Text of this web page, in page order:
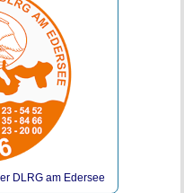
DLRG am Edersee